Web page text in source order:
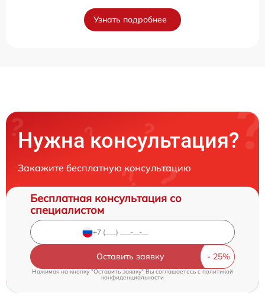
Узнать подробнее
Нужна консультация?
Закажите бесплатную консультацию
Бесплатная консультация со
специалистом
Оставить заявку
Нажимая на кнопку "Оставить заявку" Вы соглашаетесь cполитикой
конфиденциальности